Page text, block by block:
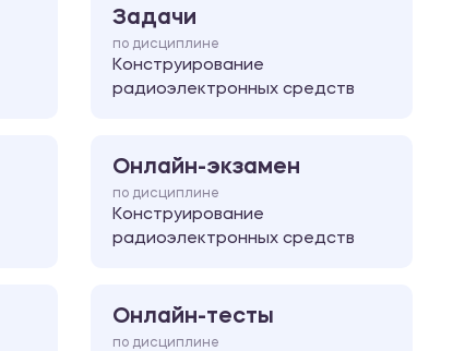
Задачи
по дисциплине
Конструирование
радиоэлектронных средств
Онлайн-экзамен
по дисциплине
Конструирование
радиоэлектронных средств
Онлайн-тесты
по дисциплине